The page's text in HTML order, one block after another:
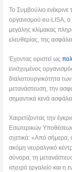
Το Συμβούλιο
οργανισμού eu-LISA, ο
μεγάλης κλίμακας
ελευθερίας, της
Έχοντας οριστεί ως
ενισχυμένος
διαλειτουργικότητα
μετανάστευση, την
σημαντικά κενά
Χαιρετίζοντας την
Εσωτερικών
σχετικά: «Από σήμερα,
ακόμη νευραλγικό
σύνορα, τη
ισχυρό εργαλείο και η